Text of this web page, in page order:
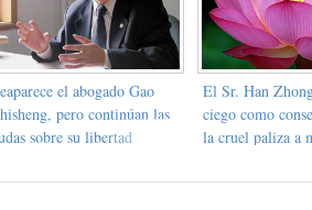
el abogado Gao
pero continúan las
sobre su libertad
El Sr. Han
ciego como
la cruel paliza a
encerrado